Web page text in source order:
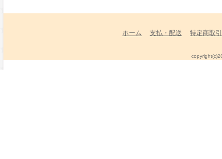
ホーム 支払・配送 特定商取